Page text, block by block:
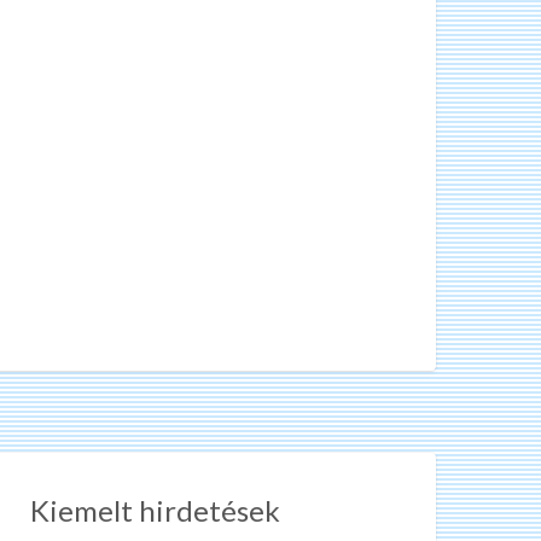
Kiemelt hirdetések